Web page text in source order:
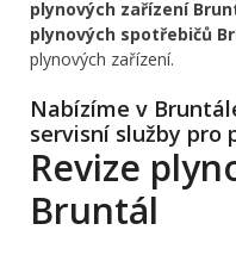
plynových zařízení
plynových spotřebičů
plynových zařízení.
Nabízíme v
servisní služby pro
Revize
Bruntál